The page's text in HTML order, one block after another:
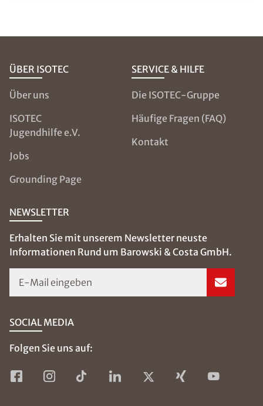
ÜBER ISOTEC
Über uns
ISOTEC
Jugendhilfe e.V.
Jobs
Grounding Page
SERVICE & HILFE
Die ISOTEC-Gruppe
Häufige Fragen (FAQ)
Kontakt
NEWSLETTER
Erhalten Sie mit unserem Newsletter neuste
Informationen Rund um Barowski & Costa GmbH.
E-Mail eingeben
SOCIAL MEDIA
Folgen Sie uns auf: